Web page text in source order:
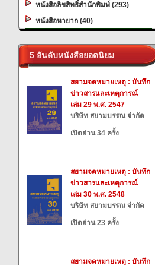
หนังสือลิขสิทธิ์สำนักพิมพ์ (293)
หนังสือหายาก (40)
5 อันดับหนังสือยอดนิยม
สยามจดหมายเหตุ : บันทึก
ข่าวสารและเหตุการณ์
เล่ม 29 พ.ศ. 2547
บริษัท สยามบรรณ จำกัด
เปิดอ่าน 34 ครั้ง
สยามจดหมายเหตุ : บันทึก
ข่าวสารและเหตุการณ์
เล่ม 30 พ.ศ. 2548
บริษัท สยามบรรณ จำกัด
เปิดอ่าน 23 ครั้ง
สยามจดหมายเหตุ : บันทึก